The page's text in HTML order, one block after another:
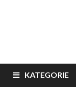
KATEGORIE